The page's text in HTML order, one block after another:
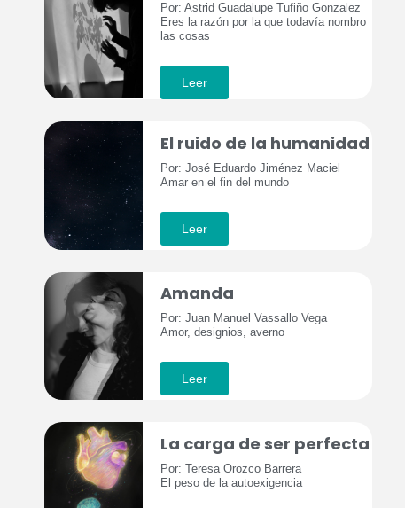
Por: Astrid Guadalupe Tufiño Gonzalez
Eres la razón por la que todavía nombro
las cosas
Leer
El ruido de la humanidad
Por: José Eduardo Jiménez Maciel
Amar en el fin del mundo
Leer
Amanda
Por: Juan Manuel Vassallo Vega
Amor, designios, averno
Leer
La carga de ser perfecta
Por: Teresa Orozco Barrera
El peso de la autoexigencia